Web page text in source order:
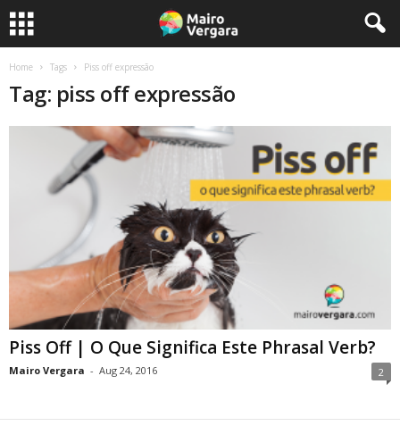
Home Tags Piss off expressão
Tag: piss off expressão
Piss Off | O Que Significa Este Phrasal Verb?
Mairo Vergara - Aug 24, 2016 2